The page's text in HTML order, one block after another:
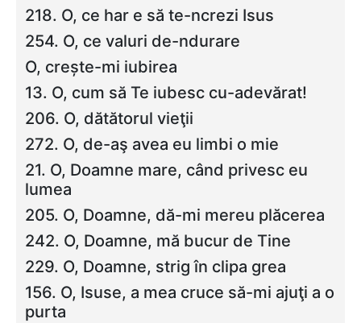
218. O, ce har e să te-ncrezi Isus
254. O, ce valuri de-ndurare
O, crește-mi iubirea
13. O, cum să Te iubesc cu-adevărat!
206. O, dătătorul vieţii
272. O, de-aş avea eu limbi o mie
21. O, Doamne mare, când privesc eu
lumea
205. O, Doamne, dă-mi mereu plăcerea
242. O, Doamne, mă bucur de Tine
229. O, Doamne, strig în clipa grea
156. O, Isuse, a mea cruce să-mi ajuţi a o
purta